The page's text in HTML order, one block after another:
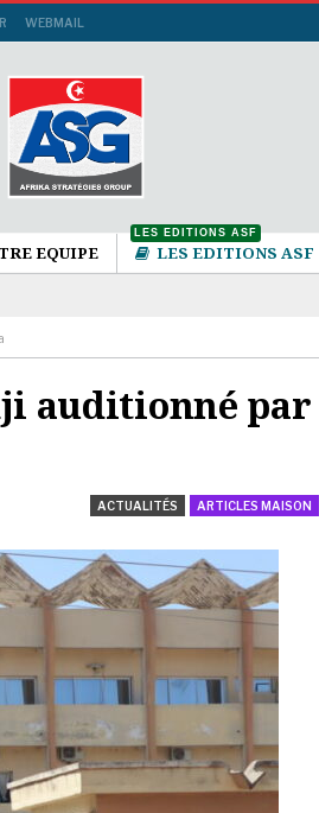
WEBMAIL
EQUIPE LES EDITIONS ASF
LES EDITIONS ASF
auditionné par
ACTUALITÉS ARTICLES MAISON